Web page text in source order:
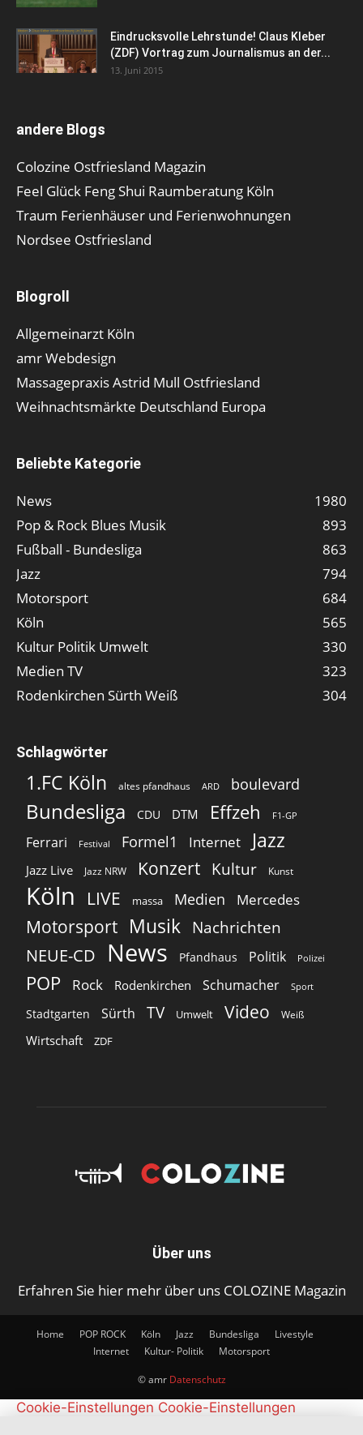
Eindrucksvolle Lehrstunde! Claus Kleber
(ZDF) Vortrag zum Journalismus an der...
13. Juni 2015
andere Blogs
Colozine Ostfriesland Magazin
Feel Glück Feng Shui Raumberatung Köln
Traum Ferienhäuser und Ferienwohnungen
Nordsee Ostfriesland
Blogroll
Allgemeinarzt Köln
amr Webdesign
Massagepraxis Astrid Mull Ostfriesland
Weihnachtsmärkte Deutschland Europa
Beliebte Kategorie
News
1980
Pop & Rock Blues Musik
893
Fußball - Bundesliga
863
Jazz
794
Motorsport
684
Köln
565
Kultur Politik Umwelt
330
Medien TV
323
Rodenkirchen Sürth Weiß
304
Schlagwörter
1.FC Köln altes pfandhaus ARD boulevard
Bundesliga CDU DTM Effzeh F1-GP
Ferrari Festival Formel1 Internet Jazz
Jazz Live Jazz NRW Konzert Kultur Kunst
Köln LIVE massa Medien Mercedes
Motorsport Musik Nachrichten
NEUE-CD
News Pfandhaus Politik Polizei
POP Rock Rodenkirchen Schumacher Sport
Stadtgarten Sürth TV Umwelt Video Weiß
Wirtschaft ZDF
Über uns
Erfahren Sie hier mehr über uns COLOZINE Magazin
Home POP ROCK Köln Jazz Bundesliga
Livestyle
Internet
Kultur- Politik Motorsport
© amr Datenschutz
Cookie-Einstellungen Cookie-Einstellungen